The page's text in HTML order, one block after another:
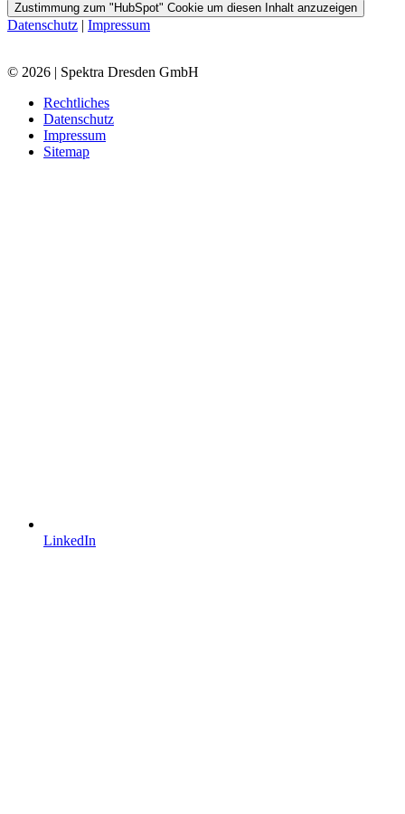
Zustimmung zum "HubSpot" Cookie um diesen Inhalt anzuzeigen
Datenschutz | Impressum
© 2026 | Spektra Dresden GmbH
Rechtliches
Datenschutz
Impressum
Sitemap
LinkedIn